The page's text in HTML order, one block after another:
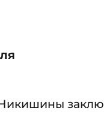
Никишины